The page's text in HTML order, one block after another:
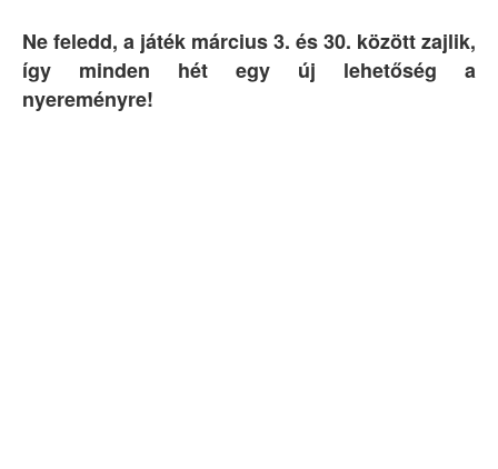
Ne feledd, a játék március 3. és 30. között zajlik,
így minden hét egy új lehetőség a
nyereményre!